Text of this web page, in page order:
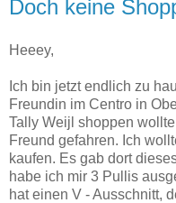
Doch keine
Heeey,
Ich bin jetzt endlich zu
Freundin im Centro in
Tally Weijl shoppen
Freund gefahren. Ich
kaufen. Es gab dort
habe ich mir 3 Pullis
hat einen V - Ausschnitt,